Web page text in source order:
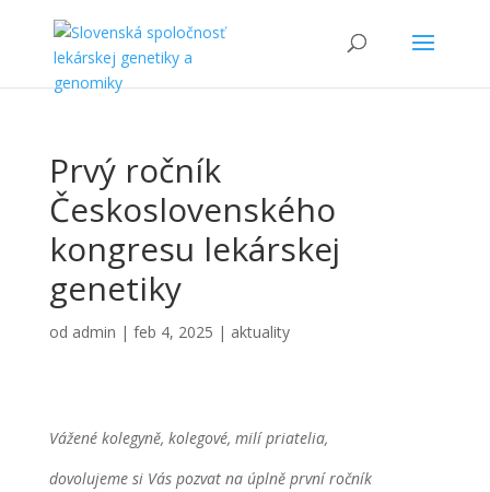
Prvý ročník
Československého
kongresu lekárskej
genetiky
od admin | feb 4, 2025 | aktuality
Vážené kolegyně, kolegové, milí priatelia,
dovolujeme si Vás pozvat na úplně první ročník